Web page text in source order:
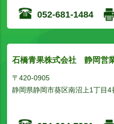
052-681-1484
石橋青果株式会社 静岡営
〒420-0905
静岡県静岡市葵区南沼上1丁目4